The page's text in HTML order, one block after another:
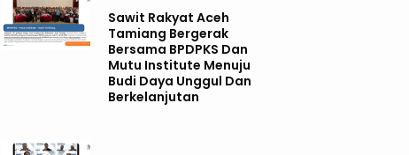
Sawit Rakyat Aceh
Tamiang Bergerak
Bersama BPDPKS Dan
Mutu Institute Menuju
Budi Daya Unggul Dan
Berkelanjutan